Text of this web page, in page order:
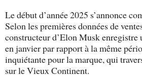
Le début d’année 2025 s’annonce
Selon les premières données de
constructeur d’Elon Musk
en janvier par rapport à la même
inquiétante pour la marque, qui
sur le Vieux Continent.